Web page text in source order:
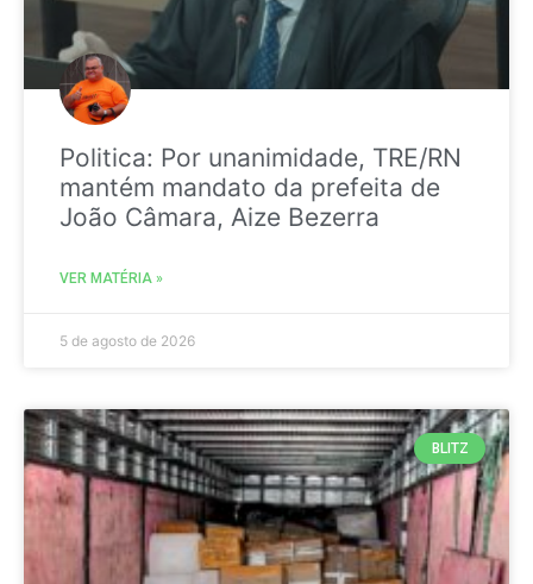
Politica: Por unanimidade, TRE/RN
mantém mandato da prefeita de
João Câmara, Aize Bezerra
VER MATÉRIA »
5 de agosto de 2026
BLITZ